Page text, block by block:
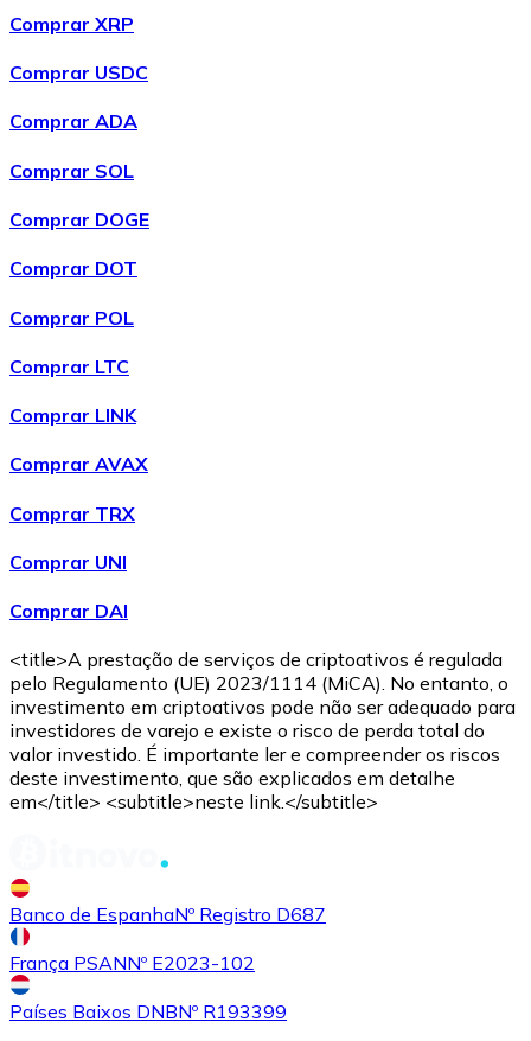
ComprarChainlink
LINK
com cartão
ComprarAvalanchecom transferência bancáriascom
cartão
AVAX
Comprar XRP
Comprar USDC
Comprar ADA
Comprar SOL
Comprar DOGE
Comprar DOT
Comprar POL
Comprar LTC
Comprar LINK
Comprar AVAX
Comprar TRX
Comprar UNI
Comprar DAI
<title>A prestação de serviços de criptoativos é regulada
pelo Regulamento (UE) 2023/1114 (MiCA). No entanto, o
investimento em criptoativos pode não ser adequado para
investidores de varejo e existe o risco de perda total do
valor investido. É importante ler e compreender os riscos
deste investimento, que são explicados em detalhe
em</title> <subtitle>neste link.</subtitle>
Banco de EspanhaNº Registro D687
França PSANNº E2023-102
Países Baixos DNBNº R193399